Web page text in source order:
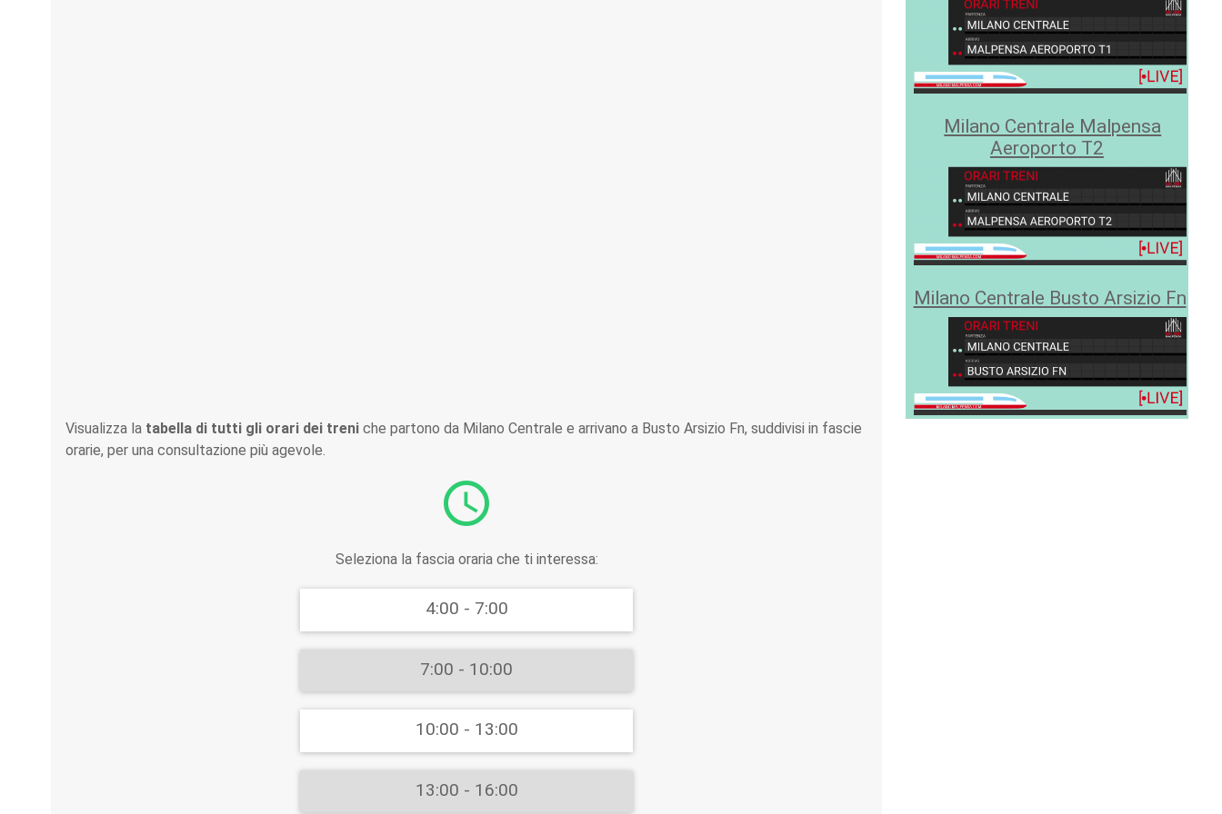
Visualizza la tabella di tutti gli orari dei treniche partono da Milano Centrale e arrivano a Busto Arsizio Fn, suddivisi in fascie
orarie, per una consultazione più agevole.
schedule
Seleziona la fascia oraria che ti interessa:
4:00 - 7:00
7:00 - 10:00
10:00 - 13:00
13:00 - 16:00
Milano Centrale Malpensa
Aeroporto T2
Milano Centrale Busto Arsizio Fn